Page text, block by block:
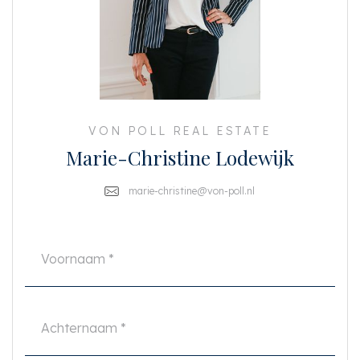
- Servicekosten: € 144,- per maand;
- Woonoppervlakte ca. 54 m2 en tuin ca. 40 m2
- Openkeuken met inbouwapparatuur
- Externe berging achter in de tuin (ca. 5 m2)
- Huurperiode maximaal 24 maanden
- Roken niet toegestaanVON POLL REAL ESTATE
Marie-Christine Lodewijk
marie-christine@von-poll.nl